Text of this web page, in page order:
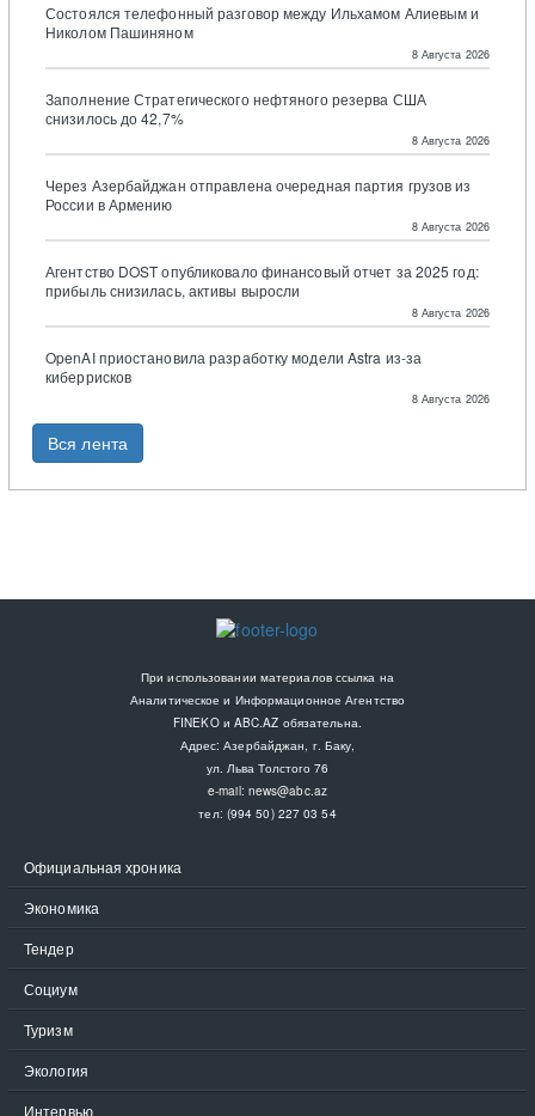
Состоялся телефонный разговор между Ильхамом Алиевым и
Николом Пашиняном
8 Августа 2026
Заполнение Стратегического нефтяного резерва США
снизилось до 42,7%
8 Августа 2026
Через Азербайджан отправлена очередная партия грузов из
России в Армению
8 Августа 2026
Агентство DOST опубликовало финансовый отчет за 2025 год:
прибыль снизилась, активы выросли
8 Августа 2026
OpenAI приостановила разработку модели Astra из-за
киберрисков
8 Августа 2026
Вся лента
При использовании материалов ссылка на
Аналитическое и Информационное Агентство
FINEKO и ABC.AZ обязательна.
Адрес: Азербайджан, г. Баку,
ул. Льва Толстого 76
e-mail: news@abc.az
тел: (994 50) 227 03 54
Официальная хроника
Экономика
Тендер
Социум
Туризм
Экология
Интервью